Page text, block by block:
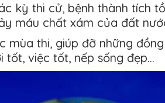
kỳ thi cử, bệnh thành tích
máu chất xám của đất
mùa thi, giúp đỡ những
tốt, việc tốt, nếp sống đẹp…